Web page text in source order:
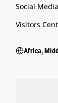
Social Media
Visitors
Africa,